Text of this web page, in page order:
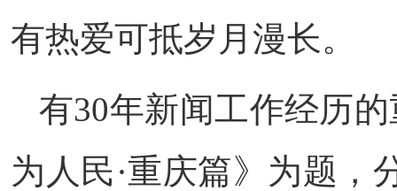
有热爱可抵岁月漫长。
有30年新闻工作经历
为人民·重庆篇》为题，